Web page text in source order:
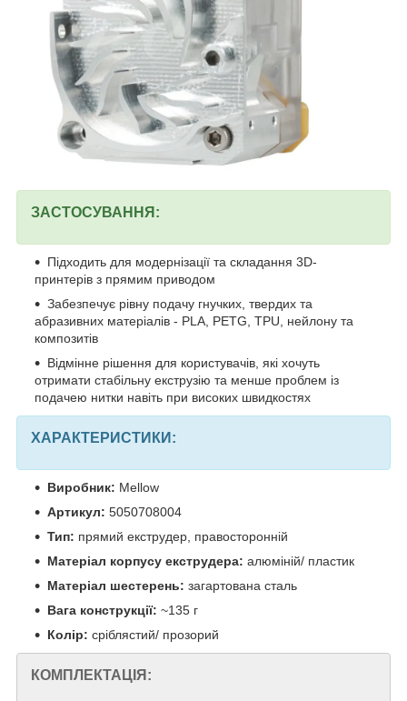
ЗАСТОСУВАННЯ:
Підходить для модернізації та складання 3D-
принтерів з прямим приводом
Забезпечує рівну подачу гнучких, твердих та
абразивних матеріалів - PLA, PETG, TPU, нейлону та
композитів
Відмінне рішення для користувачів, які хочуть
отримати стабільну екструзію та менше проблем із
подачею нитки навіть при високих швидкостях
ХАРАКТЕРИСТИКИ:
Виробник: Mellow
Артикул: 5050708004
Тип: прямий екструдер, правосторонній
Матеріал корпусу екструдера: алюміній/ пластик
Матеріал шестерень: загартована сталь
Вага конструкції: ~135 г
Колір: сріблястий/ прозорий
КОМПЛЕКТАЦІЯ: